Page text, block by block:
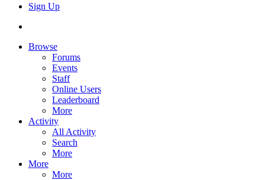
Sign Up
Browse
Forums
Events
Staff
Online Users
Leaderboard
More
Activity
All Activity
Search
More
More
More